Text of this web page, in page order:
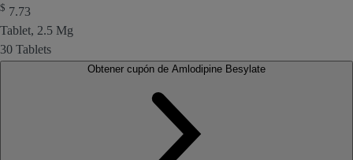
$ 7.73
Tablet, 2.5 Mg
30 Tablets